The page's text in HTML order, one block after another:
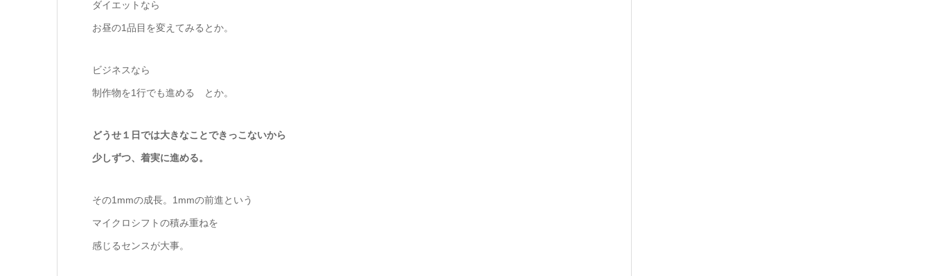
ダイエットなら
お昼の1品目を変えてみるとか。
ビジネスなら
制作物を1行でも進める とか。
どうせ１日では大きなことできっこないから
少しずつ、着実に進める。
その1mmの成長。1mmの前進という
マイクロシフトの積み重ねを
感じるセンスが大事。